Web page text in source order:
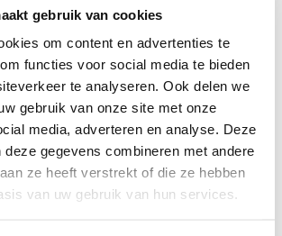
gebruik van cookies
om content en advertenties te
functies voor social media te bieden
te analyseren. Ook delen we
gebruik van onze site met onze
media, adverteren en analyse. Deze
deze gegevens combineren met andere
ze heeft verstrekt of die ze hebben
van uw gebruik van hun services.
Company
glad to help